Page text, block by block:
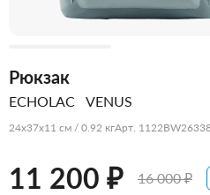
Рюкзак
ECHOLAC VENUS
24x37x11 см / 0.92 кгАрт.
11 200 ₽ 16 000 ₽